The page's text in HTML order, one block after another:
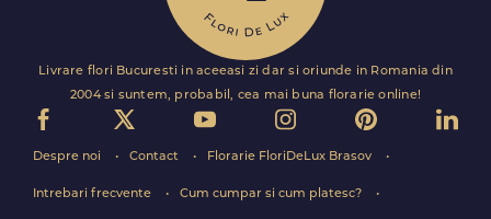
Livrare flori Bucuresti in aceeasi zi dar si oriunde in Romania din
2004 si suntem, probabil, cea mai buna florarie online!
Despre noi Contact Florarie FloriDeLux Brasov
Intrebari frecvente Cum cumpar si cum platesc?